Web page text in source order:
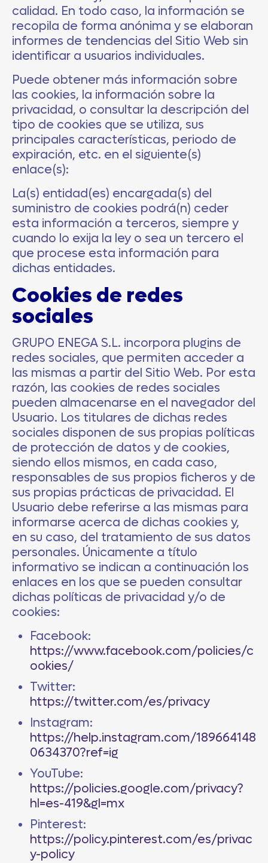
calidad. En todo caso, la información se
recopila de forma anónima y se elaboran
informes de tendencias del Sitio Web sin
identificar a usuarios individuales.
Puede obtener más información sobre
las cookies, la información sobre la
privacidad, o consultar la descripción del
tipo de cookies que se utiliza, sus
principales características, periodo de
expiración, etc. en el siguiente(s)
enlace(s):
La(s) entidad(es) encargada(s) del
suministro de cookies podrá(n) ceder
esta información a terceros, siempre y
cuando lo exija la ley o sea un tercero el
que procese esta información para
dichas entidades.
Cookies de redes
sociales
GRUPO ENEGA S.L. incorpora plugins de
redes sociales, que permiten acceder a
las mismas a partir del Sitio Web. Por esta
razón, las cookies de redes sociales
pueden almacenarse en el navegador del
Usuario. Los titulares de dichas redes
sociales disponen de sus propias políticas
de protección de datos y de cookies,
siendo ellos mismos, en cada caso,
responsables de sus propios ficheros y de
sus propias prácticas de privacidad. El
Usuario debe referirse a las mismas para
informarse acerca de dichas cookies y,
en su caso, del tratamiento de sus datos
personales. Únicamente a título
informativo se indican a continuación los
enlaces en los que se pueden consultar
dichas políticas de privacidad y/o de
cookies:
Facebook:
https://www.facebook.com/policies/c
ookies/
Twitter:
https://twitter.com/es/privacy
Instagram:
https://help.instagram.com/189664148
0634370?ref=ig
YouTube:
https://policies.google.com/privacy?
hl=es-419&gl=mx
Pinterest:
https://policy.pinterest.com/es/privac
y-policy